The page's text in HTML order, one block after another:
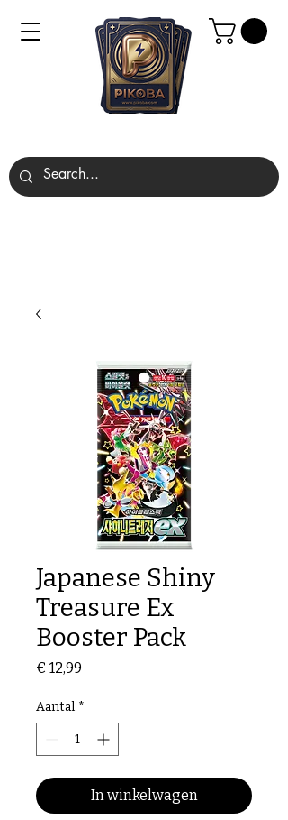
Japanese Shiny
Treasure Ex
Booster Pack
€ 12,99
Aantal *
In winkelwagen